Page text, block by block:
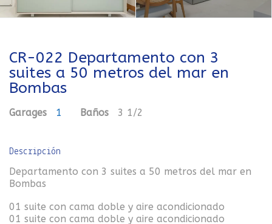
CR-022 Departamento con 3
suites a 50 metros del mar en
Bombas
Garages 1 Baños 3 1/2
Descripción
Departamento con 3 suites a 50 metros del mar en
Bombas
01 suite con cama doble y aire acondicionado
01 suite con cama doble y aire acondicionado